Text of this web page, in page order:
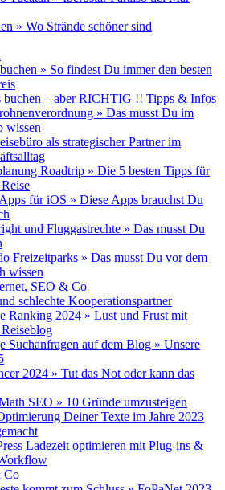
» Wo Strände schöner sind
» So findest Du immer den besten
buchen – aber RICHTIG !! Tipps & Infos
» Das musst Du im
wissen
als strategischer Partner im
Roadtrip » Die 5 besten Tipps für
für iOS » Diese Apps brauchst Du
und Fluggastrechte » Das musst Du
Freizeitparks » Das musst Du vor dem
wissen
SEO & Co
schlechte Kooperationspartner
Ranking 2024 » Lust und Frust mit
Suchanfragen auf dem Blog » Unsere
2024 » Tut das Not oder kann das
SEO » 10 Gründe umzusteigen
Deiner Texte im Jahre 2023
Ladezeit optimieren mit Plug-ins &
Co